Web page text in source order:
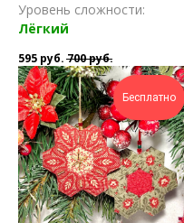
Уровень сложности:
Лёгкий
595 руб. 700руб.
Бесплатно